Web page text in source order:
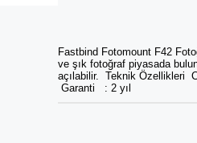
Fastbind Fotomount F42
ve şık fotoğraf piyasada
açılabilir. Teknik
Garanti : 2 yıl